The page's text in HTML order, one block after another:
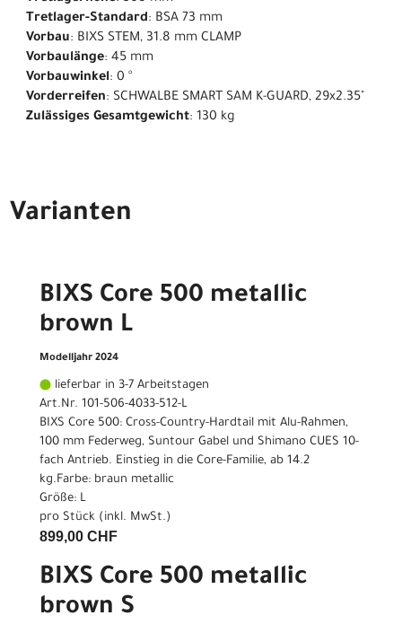
Tretlager-Standard: BSA 73 mm
Vorbau: BIXS STEM, 31.8 mm CLAMP
Vorbaulänge: 45 mm
Vorbauwinkel: 0 °
Vorderreifen: SCHWALBE SMART SAM K-GUARD, 29x2.35"
Zulässiges Gesamtgewicht: 130 kg
Varianten
BIXS Core 500 metallic
brown L
Modelljahr 2024
lieferbar in 3-7 Arbeitstagen
Art.Nr. 101-506-4033-512-L
BIXS Core 500: Cross-Country-Hardtail mit Alu-Rahmen,
100 mm Federweg, Suntour Gabel und Shimano CUES 10-
fach Antrieb. Einstieg in die Core-Familie, ab 14.2
kg.Farbe: braun metallic
Größe: L
pro Stück (inkl. MwSt.)
899,00 CHF
BIXS Core 500 metallic
brown S